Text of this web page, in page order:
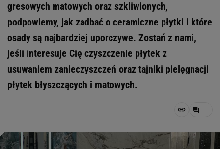
gresowych matowych oraz szkliwionych,
podpowiemy, jak zadbać o ceramiczne płytki i które
osady są najbardziej uporczywe. Zostań z nami,
jeśli interesuje Cię czyszczenie płytek z
usuwaniem zanieczyszczeń oraz tajniki pielęgnacji
płytek błyszczących i matowych.